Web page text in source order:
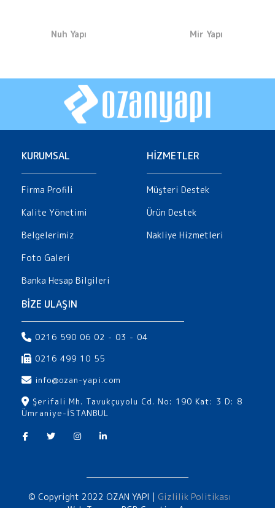
Nuh Yapı Mir Yapı
KURUMSAL
Firma Profili
Kalite Yönetimi
Belgelerimiz
Foto Galeri
Banka Hesap Bilgileri
HİZMETLER
Müşteri Destek
Ürün Destek
Nakliye Hizmetleri
BİZE ULAŞIN
0216 590 06 02 - 03 - 04
0216 499 10 55
info@ozan-yapi.com
Şerifali Mh. Tavukçuyolu Cd. No: 190 Kat: 3 D: 8
Ümraniye-İSTANBUL
© Copyright 2022 OZAN YAPI | Gizlilik Politikası